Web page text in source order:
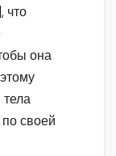
, что
она
своей